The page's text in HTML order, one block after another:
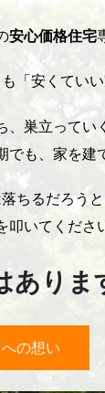
安心価格住宅
「安くてい
巣立ってい
も、家を建
ちるだろうと
叩いてくださ
ありま
の想い